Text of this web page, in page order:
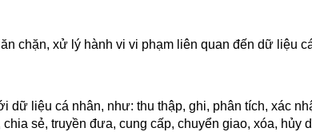
chặn, xử lý hành vi vi phạm liên quan đến dữ liệu
dữ liệu cá nhân, như: thu thập, ghi, phân tích, xác
sẻ, truyền đưa, cung cấp, chuyển giao, xóa,